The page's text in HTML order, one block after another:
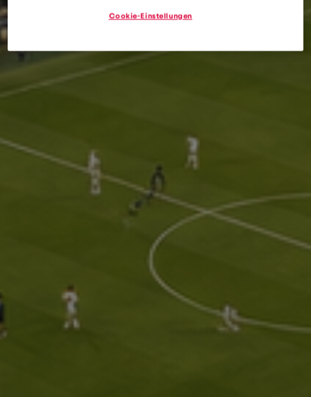
Cookie-Einstellungen